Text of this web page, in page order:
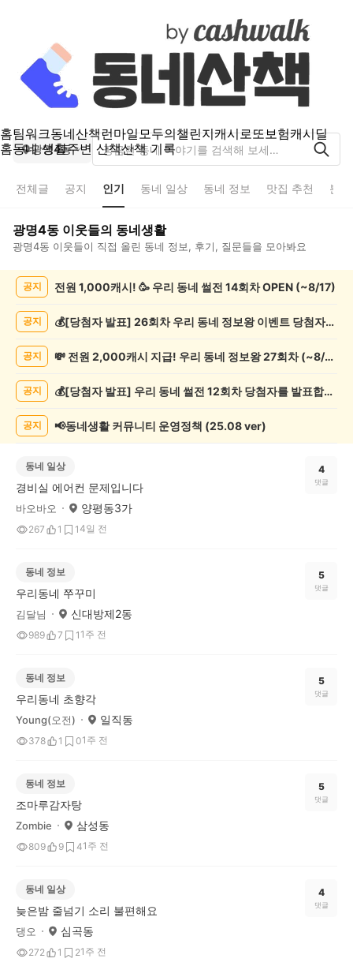
홈팀워크동네산책런마일모두의챌린지캐시로또보험캐시딜
홈동네 생활주변 산책산책 기록
광명4동
전체글 공지 인기 동네 일상 동네 정보 맛집 추천 분
광명4동 이웃들의 동네생활
광명4동 이웃들이 직접 올린 동네 정보, 후기, 질문들을 모아봐요
록
공지 전원 1,000캐시! 🥳 우리 동네 썰전 14회차 OPEN (~8/17)
공지 💰[당첨자 발표] 26회차 우리 동네 정보왕 이벤트 당첨자를 발표합니다!
공지 💸 전원 2,000캐시 지급! 우리 동네 정보왕 27회차 (~8/10)
공지 💰[당첨자 발표] 우리 동네 썰전 12회차 당첨자를 발표합니다!
공지 📢동네생활 커뮤니티 운영정책 (25.08 ver)
동네 일상
경비실 에어컨 문제입니다
바오바오 양평동3가
267 1 14일 전
4
댓글
동네 정보
우리동네 쭈꾸미
김달님 신대방제2동
989 7 1 1주 전
5
댓글
동네 정보
우리동네 초향각
Young(오전) 일직동
378 1 01주 전
5
댓글
동네 정보
조마루감자탕
Zombie 삼성동
809 9 41주 전
5
댓글
동네 일상
늦은밤 줄넘기 소리 불편해요
댕오 심곡동
272 1 21주 전
4
댓글